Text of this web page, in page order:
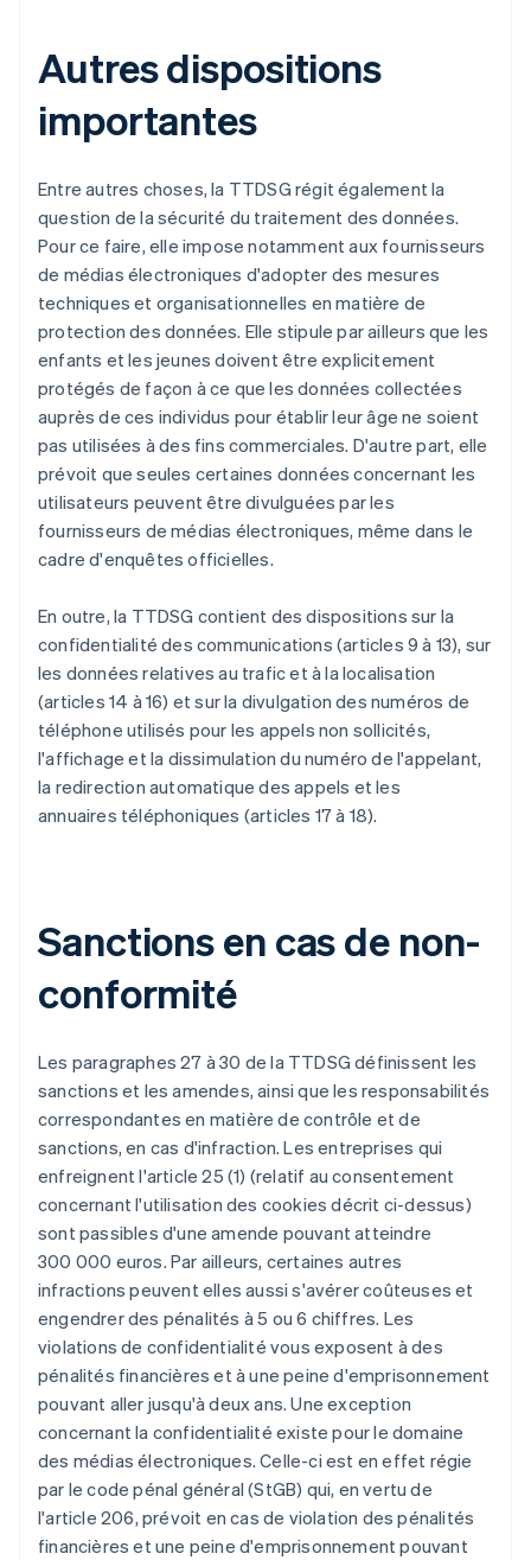
Autres dispositions
importantes
Entre autres choses, la TTDSG régit également la
question de la sécurité du traitement des données.
Pour ce faire, elle impose notamment aux fournisseurs
de médias électroniques d'adopter des mesures
techniques et organisationnelles en matière de
protection des données. Elle stipule par ailleurs que les
enfants et les jeunes doivent être explicitement
protégés de façon à ce que les données collectées
auprès de ces individus pour établir leur âge ne soient
pas utilisées à des fins commerciales. D'autre part, elle
prévoit que seules certaines données concernant les
utilisateurs peuvent être divulguées par les
fournisseurs de médias électroniques, même dans le
cadre d'enquêtes officielles.
En outre, la TTDSG contient des dispositions sur la
confidentialité des communications (articles 9 à 13), sur
les données relatives au trafic et à la localisation
(articles 14 à 16) et sur la divulgation des numéros de
téléphone utilisés pour les appels non sollicités,
l'affichage et la dissimulation du numéro de l'appelant,
la redirection automatique des appels et les
annuaires téléphoniques (articles 17 à 18).
Sanctions en cas de non-
conformité
Les paragraphes 27 à 30 de la TTDSG définissent les
sanctions et les amendes, ainsi que les responsabilités
correspondantes en matière de contrôle et de
sanctions, en cas d'infraction. Les entreprises qui
enfreignent l'article 25 (1) (relatif au consentement
concernant l'utilisation des cookies décrit ci-dessus)
sont passibles d'une amende pouvant atteindre
300 000 euros. Par ailleurs, certaines autres
infractions peuvent elles aussi s'avérer coûteuses et
engendrer des pénalités à 5 ou 6 chiffres. Les
violations de confidentialité vous exposent à des
pénalités financières et à une peine d'emprisonnement
pouvant aller jusqu'à deux ans. Une exception
concernant la confidentialité existe pour le domaine
des médias électroniques. Celle-ci est en effet régie
par le code pénal général (StGB) qui, en vertu de
l'article 206, prévoit en cas de violation des pénalités
financières et une peine d'emprisonnement pouvant